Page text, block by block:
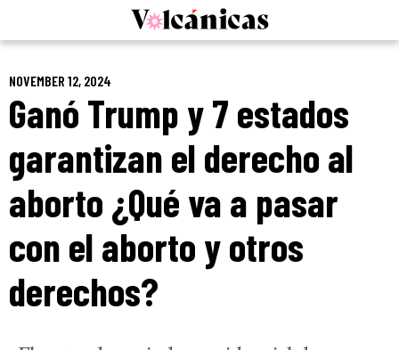
NOVEMBER 12, 2024
Ganó Trump y 7 estados
garantizan el derecho al
aborto ¿Qué va a pasar
con el aborto y otros
derechos?